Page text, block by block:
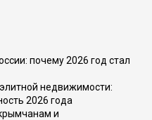
почему 2026 год стал
недвижимости:
2026 года
и